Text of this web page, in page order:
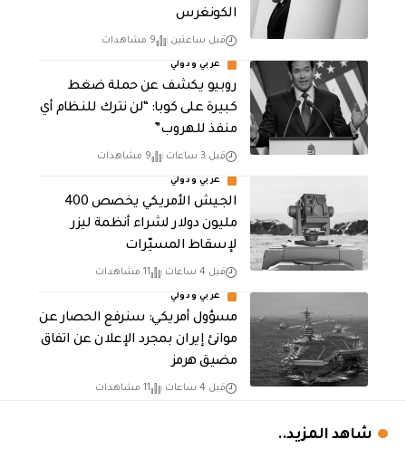
الكونغرس
قبل ساعتين 9 مشاهدات
عربي ودولي
روبيو يكشف عن حملة ضغط
كبيرة على كوبا: “لن نترك للنظام أي
منفذ للهروب”
قبل 3 ساعات 9 مشاهدات
عربي ودولي
الجيش الأمريكي يخصص 400
مليون دولار لشراء أنظمة ليزر
لإسقاط المسيّرات
قبل 4 ساعات 11 مشاهدات
عربي ودولي
مسؤول أمريكي: سنرفع الحصار عن
موانئ إيران بمجرد الإعلان عن اتفاق
مضيق هرمز
قبل 4 ساعات 11 مشاهدات
شاهد المزيد..